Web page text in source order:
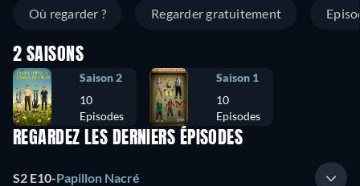
Où regarder ? Regarder gratuitement
2 SAISONS
Saison 2
10
Episodes
Saison 1
10
Episodes
REGARDEZ LES DERNIERS ÉPISODES
S2 E10-Papillon Nacré